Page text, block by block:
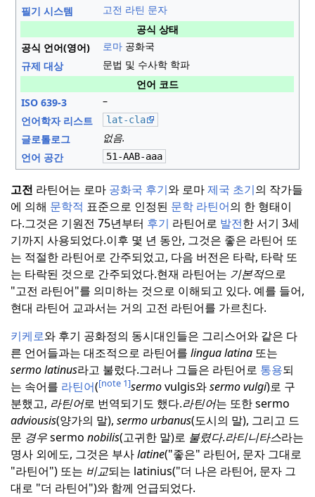
필기 시스템
고전 라틴 문자
공식 상태
공식 언어(영어)
로마 공화국
규제 대상
문법 및 수사학 학파
언어 코드
ISO 639-3
–
언어학자 리스트
lat-cla
글로톨로그
없음.
언어 공간
51-AAB-aaa
고전 라틴어는 로마 공화국 후기와 로마제국 초기의 작가들
에 의해 문학적 표준으로 인정된 문학 라틴어의 한 형태이
다.그것은 기원전 75년부터 후기 라틴어로 발전한 서기 3세
기까지 사용되었다.이후 몇 년 동안, 그것은 좋은 라틴어 또
는 적절한 라틴어로 간주되었고, 다음 버전은 타락, 타락 또
는 타락된 것으로 간주되었다.현재 라틴어는 기본적으로
"고전 라틴어"를 의미하는 것으로 이해되고 있다. 예를 들어,
현대 라틴어 교과서는 거의 고전 라틴어를 가르친다.
키케로와 후기 공화정의 동시대인들은 그리스어와 같은 다
른 언어들과는 대조적으로 라틴어를 lingua latina 또는
sermo latinus라고 불렀다.그러나 그들은 라틴어로 통용되
는 속어를 라틴어([note 1]sermovulgis와sermo vulgi)로 구
분했고, 라틴어로 번역되기도 했다.라틴어는 또한 sermo
adviousis(양가의 말), sermo urbanus(도시의 말), 그리고 드
문 경우sermo nobilis(고귀한 말)로 불렸다.라티니타스라는
명사 외에도, 그것은 부사latine("좋은" 라틴어, 문자 그대로
"라틴어") 또는 비교되는 latinius("더 나은 라틴어, 문자 그
대로 "더 라틴어")와 함께 언급되었다.